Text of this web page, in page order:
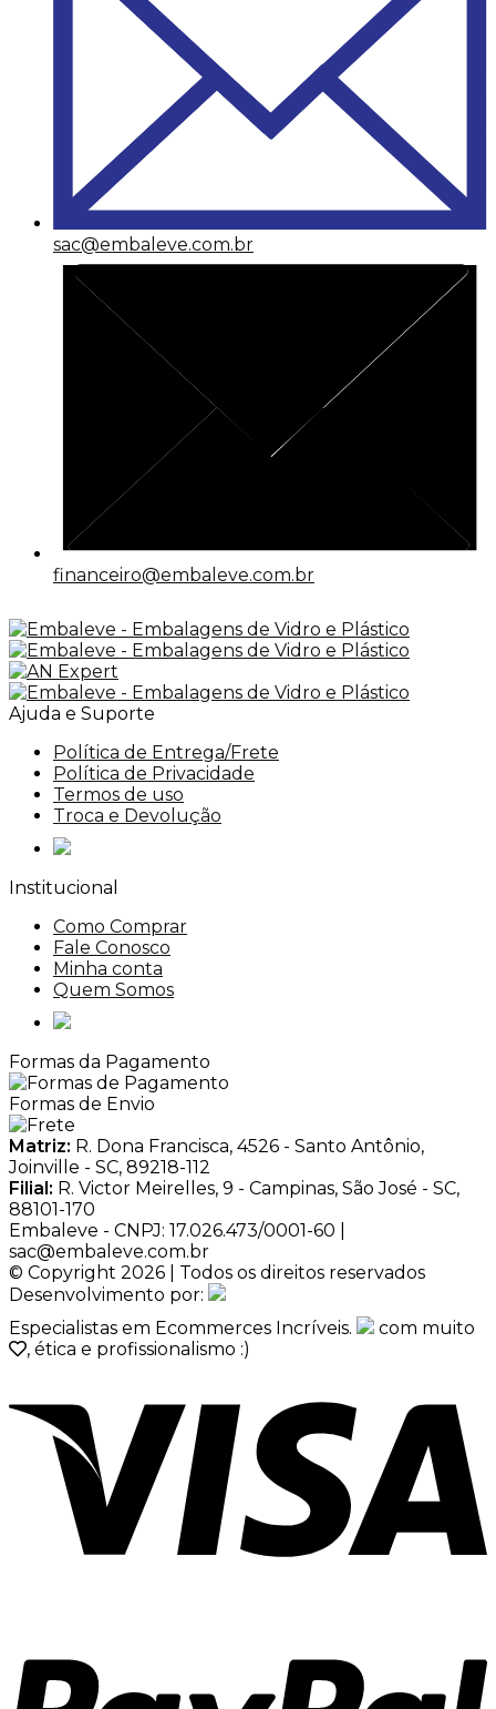
sac@embaleve.com.br
financeiro@embaleve.com.br
Ajuda e Suporte
Política de Entrega/Frete
Política de Privacidade
Termos de uso
Troca e Devolução
Institucional
Como Comprar
Fale Conosco
Minha conta
Quem Somos
Formas da Pagamento
Formas de Envio
Matriz: R. Dona Francisca, 4526 - Santo Antônio,
Joinville - SC, 89218-112
Filial: R. Victor Meirelles, 9 - Campinas, São José - SC,
88101-170
Embaleve - CNPJ: 17.026.473/0001-60 |
sac@embaleve.com.br
© Copyright 2026 | Todos os direitos reservados
Desenvolvimento por:
Especialistas em Ecommerces Incríveis.
com muito
, ética e profissionalismo :)